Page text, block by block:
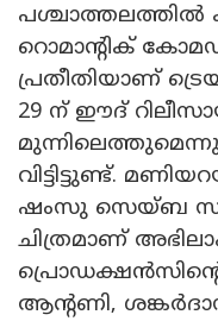
റൊമാൻ്റിക്
പ്രതീതിയാണ്
29 ന് ഈദ്
വിട്ടിട്ടുണ്ട്.
ഷംസു സെയ്ബ
ചിത്രമാണ്
ആന്റണി,